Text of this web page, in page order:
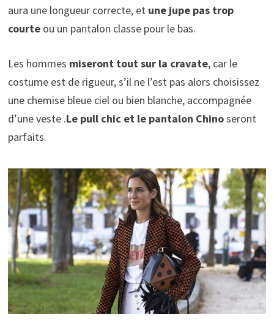
aura une longueur correcte, et une jupe pas trop
courteou un pantalon classe pour le bas.
Les hommes miseront tout sur la cravate, car le
costume est de rigueur, s’il ne l’est pas alors choisissez
une chemise bleue ciel ou bien blanche, accompagnée
d’une veste .Le pull chic et le pantalon Chinoseront
parfaits.